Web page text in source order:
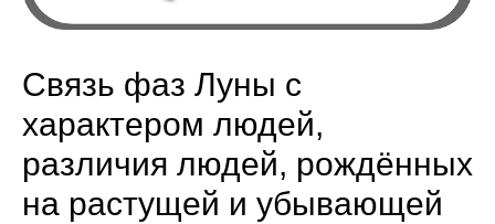
Связь фаз Луны с
характером людей,
различия людей, рождённых
на растущей и убывающей